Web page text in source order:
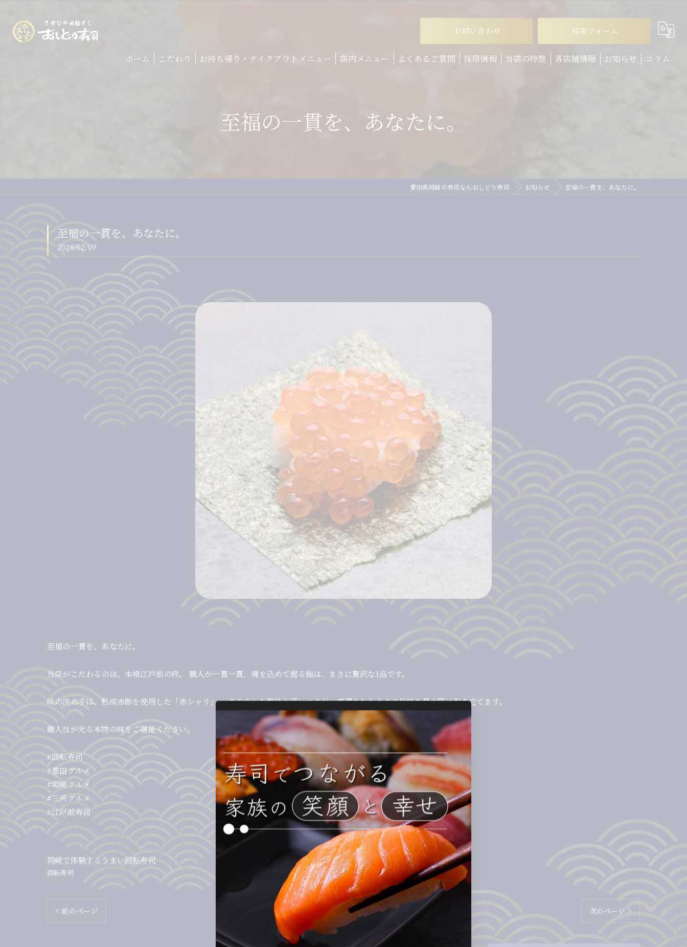
お問い合わせ 採用フォーム
ホーム こだわり お持ち帰り・テイクアウトメニュー 店内メニュー よくあるご質問 採用情報 当店の特徴
回転寿司
各店舗情報 お知らせ コラム
至福の一貫を、あなたに。
愛知県岡崎の寿司ならおしどり寿司 お知らせ 至福の一貫を、あなたに。
至福の一貫を、あなたに。
2026/02/09
至福の一貫を、あなたに。
当店がこだわるのは、本格江戸前の粋。 職人が一貫一貫、魂を込めて握る鮨は、まさに贅沢な1品です。
味の決め手は、熟成赤酢を使用した「赤シャリ」。 まろやかな酸味と深いコクが、厳選されたネタの旨味を最大限に引き立てます。
職人技が光る本物の味をご堪能ください。
#回転寿司
#豊田グルメ
#岡崎グルメ
#三河グルメ
#江戸前寿司
岡崎で体験するうまい回転寿司
回転寿司
< 前のページ 一覧に戻る 次のページ >